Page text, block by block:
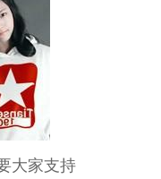
大家支持